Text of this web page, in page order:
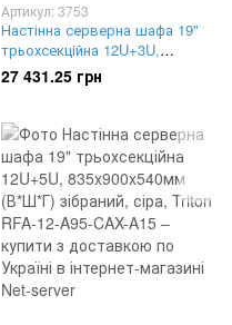
Артикул: 3753
Настінна серверна шафа 19"
трьохсекційна 12U+3U,
745x900x540мм (В*Ш*Г)
зібраний, сіра, Triton RFA-12-
27 431.25 грн